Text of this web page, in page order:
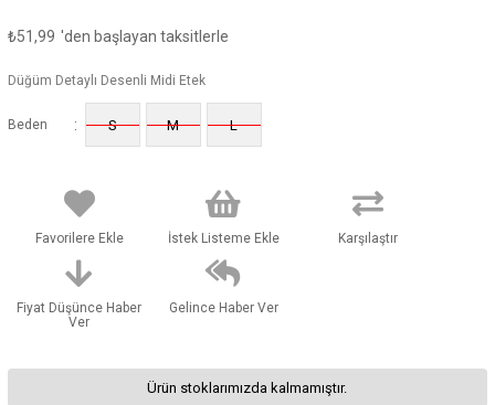
₺51,99 'den başlayan taksitlerle
Düğüm Detaylı Desenli Midi Etek
Beden : S M L
Favorilere Ekle İstek Listeme Ekle Karşılaştır
Fiyat Düşünce Haber
Ver
Gelince Haber Ver
Ürün stoklarımızda kalmamıştır.